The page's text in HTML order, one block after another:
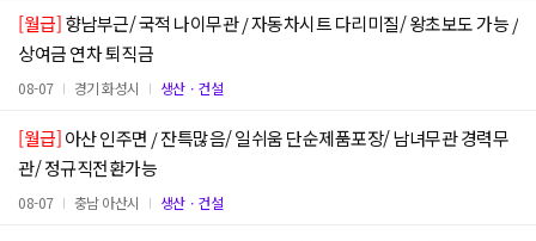
[월급]
상여금 연차 퇴직금
08-07 경기 화성시 생산ㆍ건설
[월급]
관/ 정규직전환가능
08-07 충남 아산시 생산ㆍ건설